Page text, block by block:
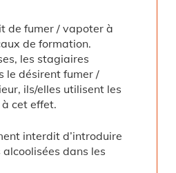
de fumer / vapoter à
de formation.
les stagiaires
le désirent fumer /
ils/elles utilisent les
cet effet.
interdit d’introduire
dans les